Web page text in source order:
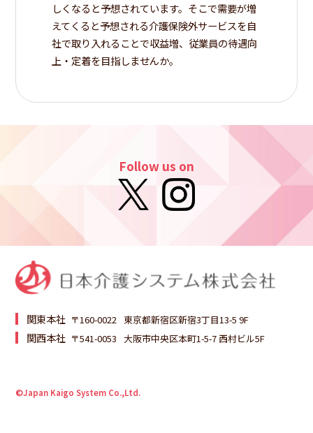
個人情報・SNSアカウント情報の取り扱いについて
マネジメント基本方針
しくなると予想されています。そこで需要が増
えてくると予想される介護保険外サービスを自
社で取り入れることで収益増、従業員の待遇向
上・定着を目指しませんか。
Follow us on
関東本社 〒160-0022 東京都新宿区新宿3丁目13-5 9F
関西本社 〒541-0053 大阪市中央区本町1-5-7 西村ビル5F
©Japan Kaigo System Co.,Ltd.